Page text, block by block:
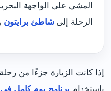
المشي على الواجهة
الرحلة إلى شاطئ برايتون
إذا كانت الزيارة جزءًا من
باستخدام برنامج يوم كامل في